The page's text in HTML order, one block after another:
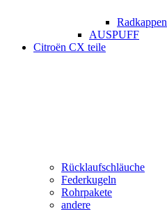
Radkappen
AUSPUFF
Citroën CX teile
Rücklaufschläuche
Federkugeln
Rohrpakete
andere